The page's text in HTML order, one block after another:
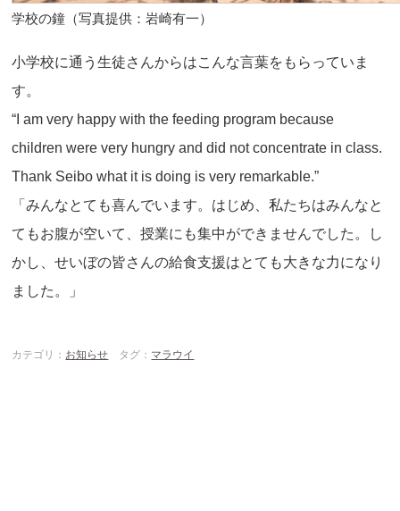
学校の鐘（写真提供：岩崎有一）
小学校に通う生徒さんからはこんな言葉をもらっていま
す。
“I am very happy with the feeding program because
children were very hungry and did not concentrate in class.
Thank Seibo what it is doing is very remarkable.”
「みんなとても喜んでいます。はじめ、私たちはみんなと
てもお腹が空いて、授業にも集中ができませんでした。し
かし、せいぼの皆さんの給食支援はとても大きな力になり
ました。」
カテゴリ： お知らせ タグ： マラウイ